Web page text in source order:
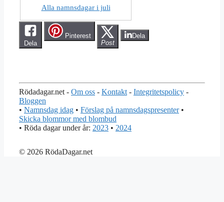
Alla namnsdagar i juli
Dela
Pinterest
Post
Dela
Rödadagar.net - Om oss - Kontakt - Integritetspolicy -
Bloggen
• Namnsdag idag • Förslag på namnsdagspresenter•
Skicka blommor med blombud
• Röda dagar under år: 2023 • 2024
© 2026 RödaDagar.net